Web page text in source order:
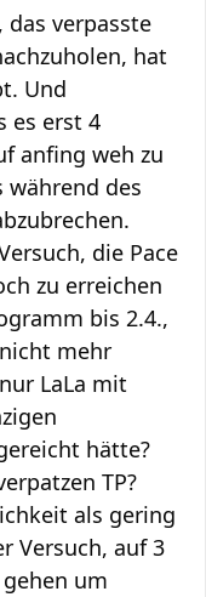
das verpasste
hat
Und
es erst 4
anfing weh zu
während des
die Pace
zu erreichen
bis 2.4.,
mehr
LaLa mit
hätte?
TP?
als gering
Versuch, auf 3
gehen um